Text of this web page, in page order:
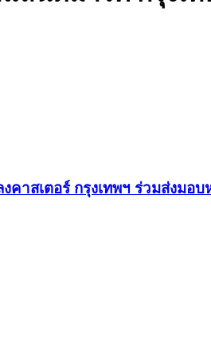
คาสเตอร์ กรุงเทพฯ ร่วมส่งมอ